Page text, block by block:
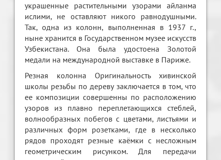
украшенные растительными узорами айланма
ислими, не оставляют никого равнодушными.
Так, одна из колонн, выполненная в 1937 г.,
ныне хранится в Государственном музее искусств
Узбекистана. Она была удостоена Золотой
медали на международной выставке в Париже.
Резная колонна Оригинальность хивинской
школы резьбы по дереву заключается в том, что
ее композиции совершенны по расположению
узоров из плавно переплетающихся стеблей,
волнообразных побегов с цветами, листьями и
различных форм розетками, где в несколько
рядов проходят резные каёмки с несложным
геометрическим рисунком. Для передачи